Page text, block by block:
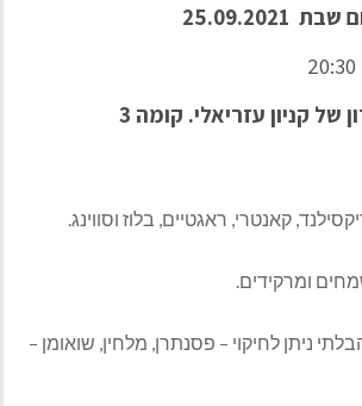
20:30
קניון עזריאלי. קומה 3
קאנטרי, ראגטיים, בלוז וסווינג.
ומרקידים.
ניתן לחיקוי – פסנתרן, מלחין, שואומן –